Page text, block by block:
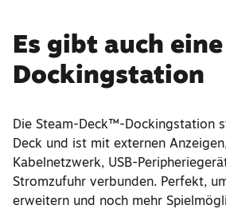
Es gibt auch eine
Dockingstation
Die Steam-Deck™-Dockingstation
Deck und ist mit externen
Kabelnetzwerk, USB-
Stromzufuhr verbunden. Perfekt,
erweitern und noch mehr